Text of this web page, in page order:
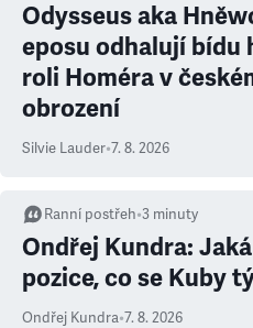
Odysseus aka
eposu odhalují bídu
roli Homéra v
obrození
Silvie Lauder•7. 8. 2026
Ranní postřeh•3 minuty
Ondřej Kundra:
pozice, co se Kuby
Ondřej Kundra•7. 8. 2026